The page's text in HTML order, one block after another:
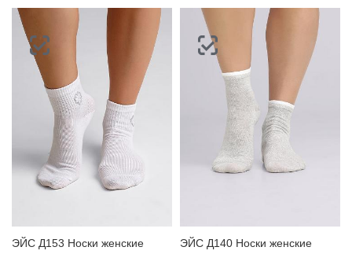
ЭЙС Д153 Носки женские ЭЙС Д140 Носки женские